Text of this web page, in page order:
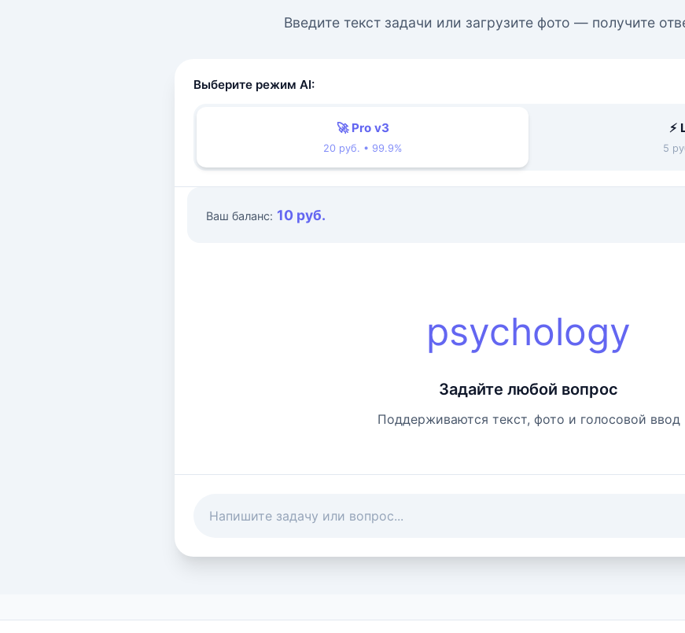
Введите текст задачи или загрузите фото — получите
Выберите режим AI:
🚀 Pro v3
20 руб. • 99.9%
⚡
5
Ваш баланс: 10 руб.
psychology
Задайте любой вопрос
Поддерживаются текст, фото и голосовой ввод